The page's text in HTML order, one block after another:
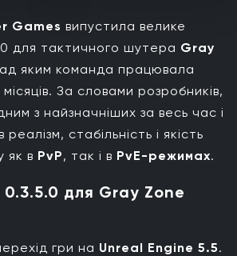
Games випустила велике
для тактичного шутера Gray
яким команда працювала
За словами розробників,
з найзначніших за весь час і
стабільність і якість
як в PvP, так і в PvE-режимах.
0.3.5.0 для Gray Zone
гри на Unreal Engine 5.5.